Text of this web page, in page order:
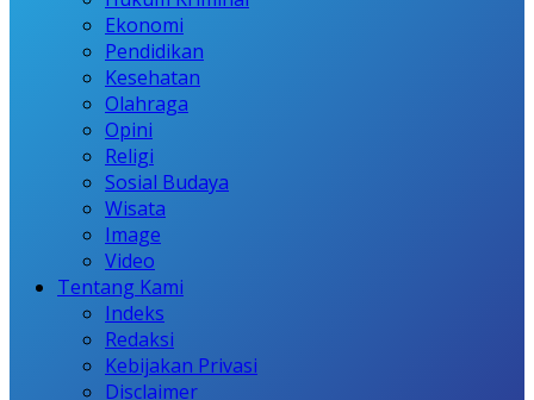
Ekonomi
Pendidikan
Kesehatan
Olahraga
Opini
Religi
Sosial Budaya
Wisata
Image
Video
Tentang Kami
Indeks
Redaksi
Kebijakan Privasi
Disclaimer